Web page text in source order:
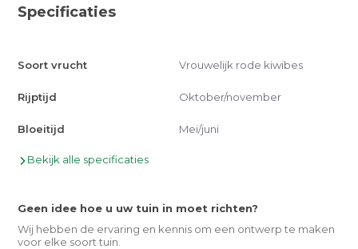
Specificaties
Soort vrucht Vrouwelijk rode kiwibes
Rijptijd Oktober/november
Bloeitijd Mei/juni
Bekijk alle specificaties
Geen idee hoe u uw tuin in moet richten?
Wij hebben de ervaring en kennis om een ontwerp te maken
voor elke soort tuin.